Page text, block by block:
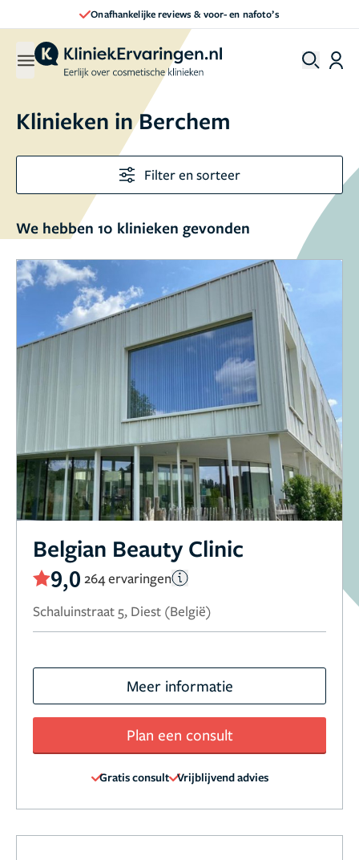
Direct een afspraak maken
Klinieken inBerchem
Filter en sorteer
We hebben 10 klinieken gevonden
Belgian Beauty Clinic
9,0 264 ervaringen
Schaluinstraat 5, Diest (België)
Meer informatie
Plan een consult
Gratis consult Vrijblijvend advies